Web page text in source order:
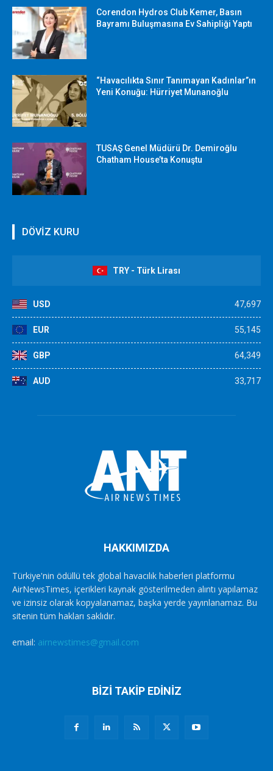
Corendon Hydros Club Kemer, Basın
Bayramı Buluşmasına Ev Sahipliği Yaptı
“Havacılıkta Sınır Tanımayan Kadınlar”ın
Yeni Konuğu: Hürriyet Munanoğlu
TUSAŞ Genel Müdürü Dr. Demiroğlu
Chatham House’ta Konuştu
DÖVİZ KURU
TRY - Türk Lirası
USD 47,697
EUR 55,145
GBP 64,349
AUD 33,717
HAKKIMIZDA
Türkiye'nin ödüllü tek global havacılık haberleri platformu
AirNewsTimes, içerikleri kaynak gösterilmeden alıntı yapılamaz
ve izinsiz olarak kopyalanamaz, başka yerde yayınlanamaz. Bu
sitenin tüm hakları saklıdır.
email: airnewstimes@gmail.com
BİZİ TAKİP EDİNİZ